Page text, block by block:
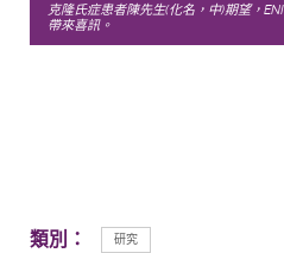
克隆氏症患者陳先生(化名，中)期望，
帶來喜訊。
類別： 研究